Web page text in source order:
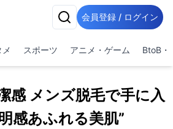
会員登録 / ログイン
メ スポーツ アニメ・ゲーム BtoB・
感 メンズ脱毛で手に入
感あふれる美肌”